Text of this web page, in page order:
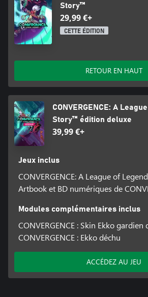
Story™
29,99 €+
CETTE ÉDITION
RETOUR EN HAUT
CONVERGENCE: A
Story™ édition deluxe
39,99 €+
Jeux inclus
CONVERGENCE: A League of
Artbook et BD numériques de
Modules complémentaires inclus
CONVERGENCE : Skin Ekko gardien
CONVERGENCE : Ekko déchu
ACCÉDEZ AU JEU